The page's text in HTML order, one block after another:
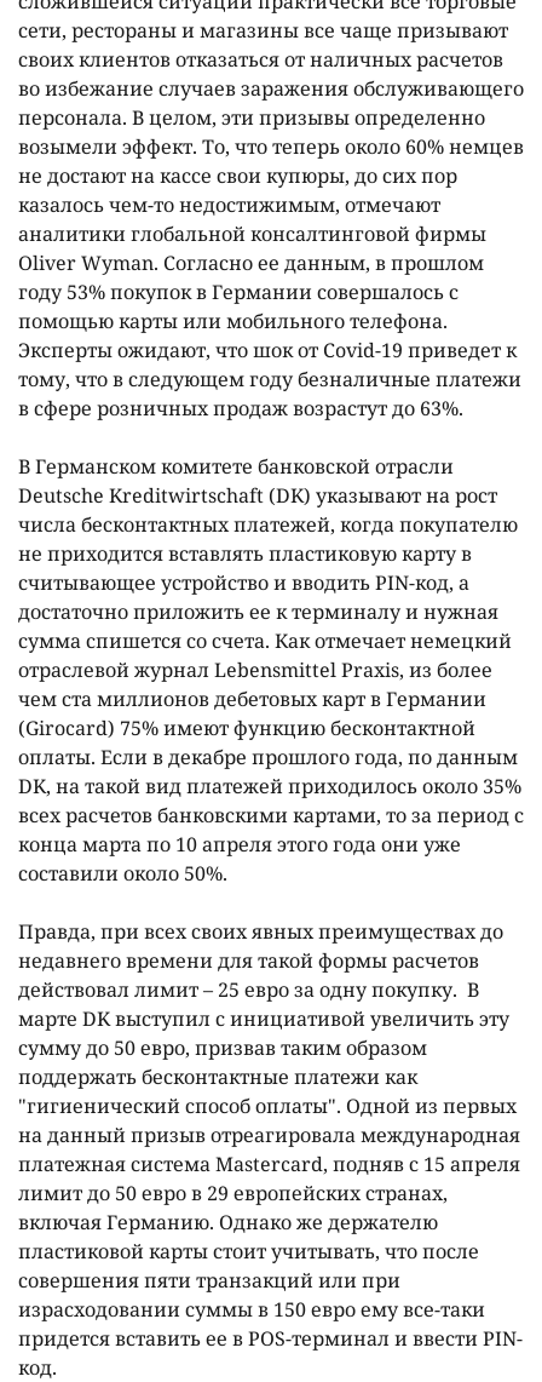
сети, рестораны и магазины все чаще призывают
своих клиентов отказаться от наличных расчетов
во избежание случаев заражения обслуживающего
персонала. В целом, эти призывы определенно
возымели эффект. То, что теперь около 60% немцев
не достают на кассе свои купюры, до сих пор
казалось чем-то недостижимым, отмечают
аналитики глобальной консалтинговой фирмы
Oliver Wyman. Согласно ее данным, в прошлом
году 53% покупок в Германии совершалось с
помощью карты или мобильного телефона.
Эксперты ожидают, что шок от Covid-19 приведет к
тому, что в следующем году безналичные платежи
в сфере розничных продаж возрастут до 63%.
В Германском комитете банковской отрасли
Deutsche Kreditwirtschaft (DK) указывают на рост
числа бесконтактных платежей, когда покупателю
не приходится вставлять пластиковую карту в
считывающее устройство и вводить PIN-код, а
достаточно приложить ее к терминалу и нужная
сумма спишется со счета. Как отмечает немецкий
отраслевой журнал Lebensmittel Praxis, из более
чем ста миллионов дебетовых карт в Германии
(Girocard) 75% имеют функцию бесконтактной
оплаты. Если в декабре прошлого года, по данным
DK, на такой вид платежей приходилось около 35%
всех расчетов банковскими картами, то за период с
конца марта по 10 апреля этого года они уже
составили около 50%.
Правда, при всех своих явных преимуществах до
недавнего времени для такой формы расчетов
действовал лимит – 25 евро за одну покупку. В
марте DK выступил с инициативой увеличить эту
сумму до 50 евро, призвав таким образом
поддержать бесконтактные платежи как
"гигиенический способ оплаты". Одной из первых
на данный призыв отреагировала международная
платежная система Mastercard, подняв с 15 апреля
лимит до 50 евро в 29 европейских странах,
включая Германию. Однако же держателю
пластиковой карты стоит учитывать, что после
совершения пяти транзакций или при
израсходовании суммы в 150 евро ему все-таки
придется вставить ее в POS-терминал и ввести PIN-
код.